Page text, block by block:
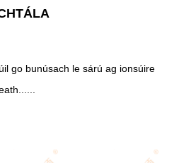
go bunúsach le sárú ag ionsúire